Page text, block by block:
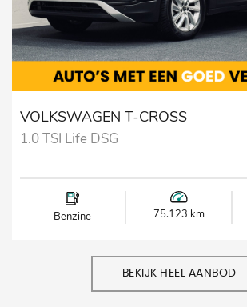
VOLKSWAGEN T-CROSS
1.0 TSI Life DSG
Benzine 75.123 km
BEKIJK HEEL AANBOD